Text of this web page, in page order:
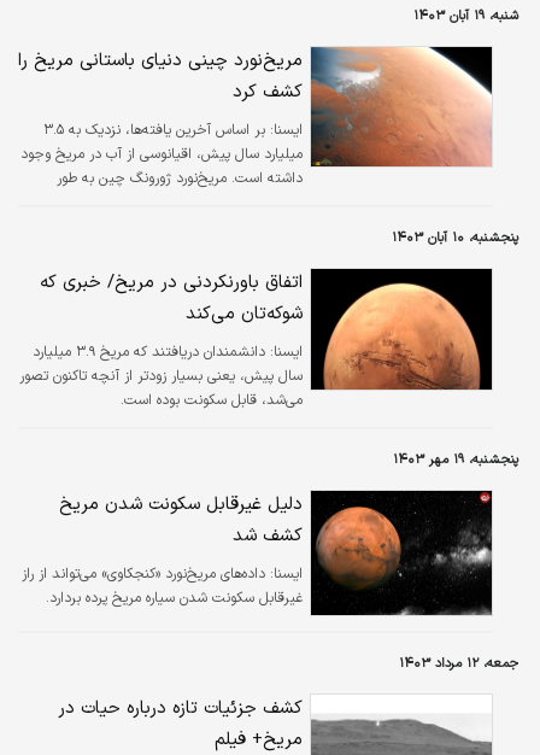
شنبه، ۱۹ آبان ۱۴۰۳
مریخ‌نورد چینی دنیای باستانی مریخ را
کشف کرد
ايسنا:
بر اساس آخرین یافته‌ها، نزدیک به ۳.۵
میلیارد سال پیش، اقیانوسی از آب در مریخ وجود
داشته است. مریخ‌نورد ژورونگ چین به طور
پنجشنبه، ۱۰ آبان ۱۴۰۳
اتفاق باورنکردنی در مریخ/ خبری که
شوکه‌تان می‌کند
ايسنا:
دانشمندان دریافتند که مریخ ۳.۹ میلیارد
سال پیش، یعنی بسیار زودتر از آنچه تاکنون تصور
می‌شد، قابل سکونت بوده است.
پنجشنبه، ۱۹ مهر ۱۴۰۳
دلیل غیرقابل سکونت شدن مریخ
کشف شد
ايسنا: داده‌های مریخ‌نورد «کنجکاوی» می‌تواند از راز
غیرقابل سکونت شدن سیاره مریخ پرده بردارد.
جمعه، ۱۲ مرداد ۱۴۰۳
کشف جزئیات تازه درباره حیات در
مریخ+ فیلم